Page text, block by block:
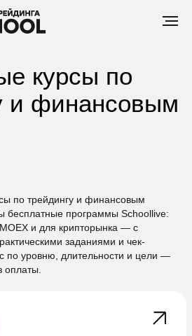
по
финансовым
по трейдингу и финансовым
бесплатные программы Schoollive:
и для крипторынка — с
заданиями и чек-
по уровню, длительности и цели —
оплаты.
просто попробовать.
терминал для